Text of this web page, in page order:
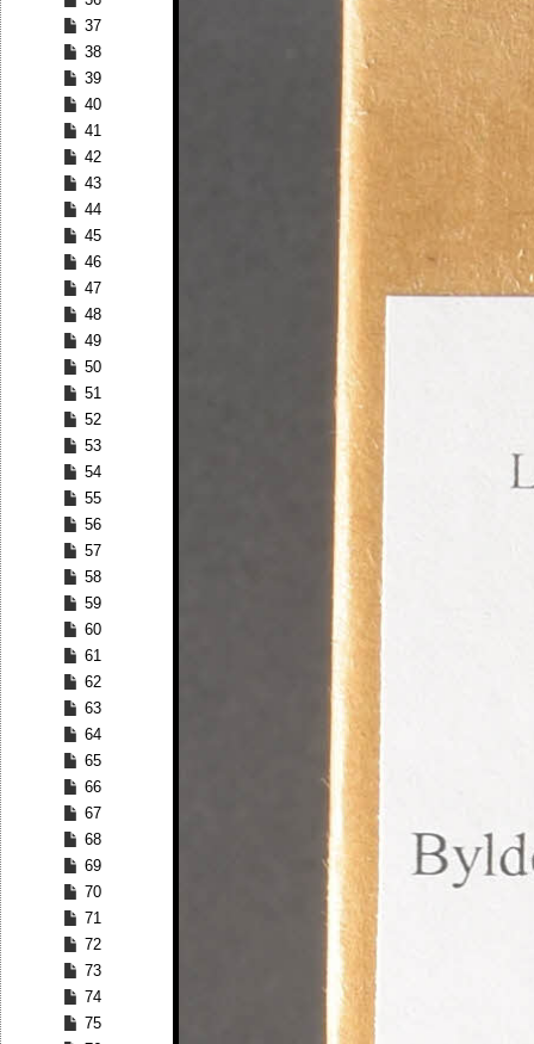
37
38
39
40
41
42
43
44
45
46
47
48
49
50
51
52
53
54
55
56
57
58
59
60
61
62
63
64
65
66
67
68
69
70
71
72
73
74
75